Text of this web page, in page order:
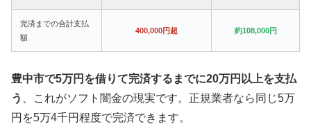
完済までの合計支払
額
400,000円超 約108,000円
豊中市で5万円を借りて完済するまでに20万円以上を支払
う
、これがソフト闇金の現実です。正規業者なら同じ5万
円を5万4千円程度で完済できます。